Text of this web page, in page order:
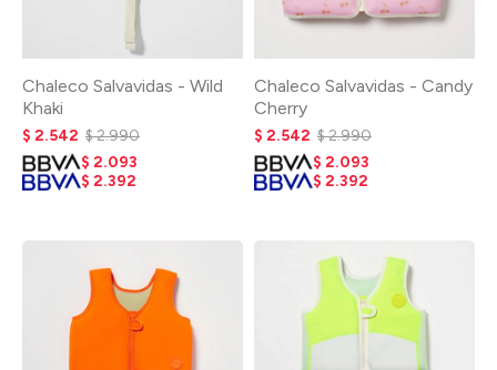
Chaleco Salvavidas - Wild
Khaki
$ 2.542 $2.990
$ 2.093
$ 2.392
Chaleco Salvavidas - Candy
Cherry
$ 2.542 $2.990
$ 2.093
$ 2.392